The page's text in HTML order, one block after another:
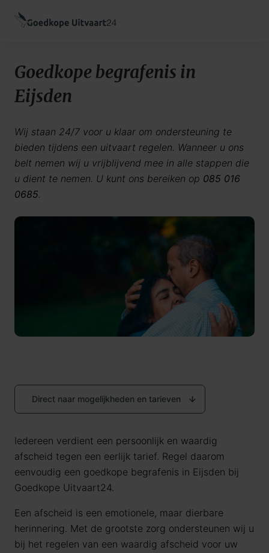
Goedkope begrafenis in
Eijsden
Wij staan 24/7 voor u klaar om ondersteuning te
bieden tijdens een uitvaart regelen. Wanneer u ons
belt nemen wij u vrijblijvend mee in alle stappen die
u dient te nemen. U kunt ons bereiken op 085 016
0685.
Direct naar mogelijkheden en tarieven
Iedereen verdient een persoonlijk en waardig
afscheid tegen een eerlijk tarief. Regel daarom
eenvoudig een goedkope begrafenis in Eijsden bij
Goedkope Uitvaart24.
Een afscheid is een emotionele, maar dierbare
herinnering. Met de grootste zorg ondersteunen wij u
bij het regelen van een waardig afscheid voor uw